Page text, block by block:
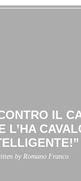
IL
L’HA
by Romano Franco